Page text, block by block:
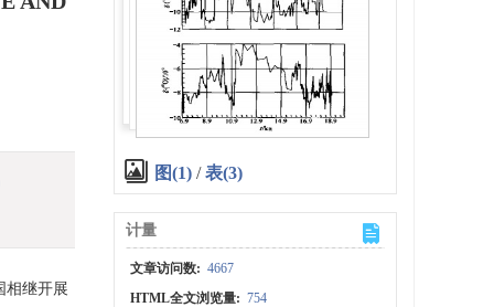
相继开展
图(1) /表(3)
计量
文章访问数: 4667
HTML全文浏览量: 754